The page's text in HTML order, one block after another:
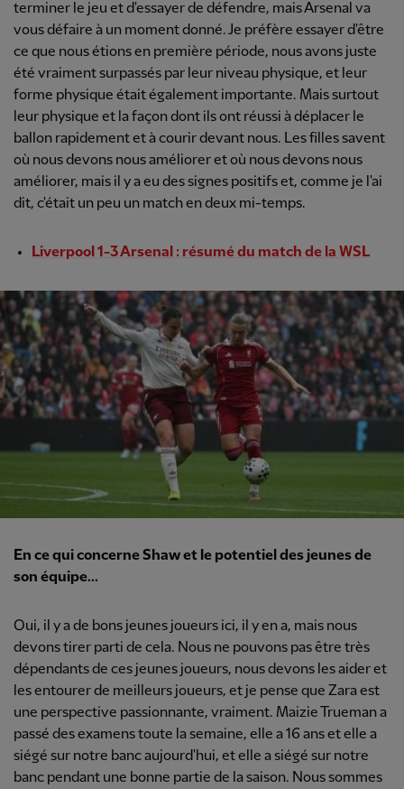
terminer le jeu et d'essayer de défendre, mais Arsenal va
vous défaire à un moment donné. Je préfère essayer d'être
ce que nous étions en première période, nous avons juste
été vraiment surpassés par leur niveau physique, et leur
forme physique était également importante. Mais surtout
leur physique et la façon dont ils ont réussi à déplacer le
ballon rapidement et à courir devant nous. Les filles savent
où nous devons nous améliorer et où nous devons nous
améliorer, mais il y a eu des signes positifs et, comme je l'ai
dit, c'était un peu un match en deux mi-temps.
Liverpool 1-3 Arsenal : résumé du match de la WSL
En ce qui concerne Shaw et le potentiel des jeunes de
son équipe...
Oui, il y a de bons jeunes joueurs ici, il y en a, mais nous
devons tirer parti de cela. Nous ne pouvons pas être très
dépendants de ces jeunes joueurs, nous devons les aider et
les entourer de meilleurs joueurs, et je pense que Zara est
une perspective passionnante, vraiment. Maizie Trueman a
passé des examens toute la semaine, elle a 16 ans et elle a
siégé sur notre banc aujourd'hui, et elle a siégé sur notre
banc pendant une bonne partie de la saison. Nous sommes